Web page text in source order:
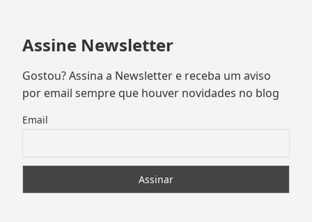
Assine Newsletter
Gostou? Assina a Newsletter e receba um aviso
por email sempre que houver novidades no blog
Email